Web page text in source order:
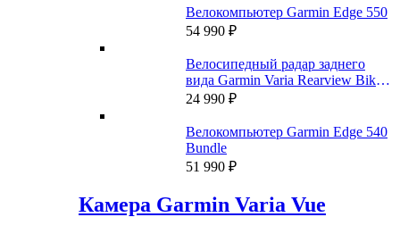
Велокомпьютер Garmin Edge 550
54 990 ₽
Велосипедный радар заднего
вида Garmin Varia Rearview Bike
Radar RTL500
24 990 ₽
Велокомпьютер Garmin Edge 540
Bundle
51 990 ₽
Камера Garmin Varia Vue